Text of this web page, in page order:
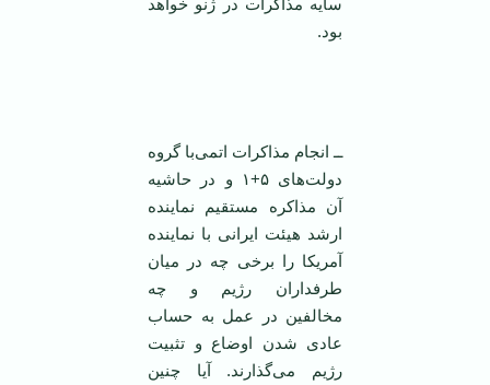
سایه مذاکرات در ژنو خواهد
بود.
ــ انجام مذاکرات اتمی‌با گروه
دولت‌های ۵+۱ و در حاشیه
آن مذاکره مستقیم نماینده
ارشد هیئت ایرانی با نماینده
آمریکا را برخی چه در میان
طرفداران رژیم و چه
مخالفین در عمل به حساب
عادی شدن اوضاع و تثبیت
رژیم می‌گذارند. آیا چنین